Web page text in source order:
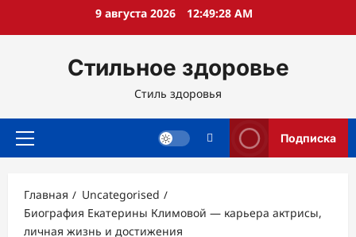
9 августа 2026 12:49:29 AM
Стильное здоровье
Стиль здоровья
Основное
Подписка
Главная
Uncategorised
Биография Екатерины Климовой — карьера актрисы,
личная жизнь и достижения